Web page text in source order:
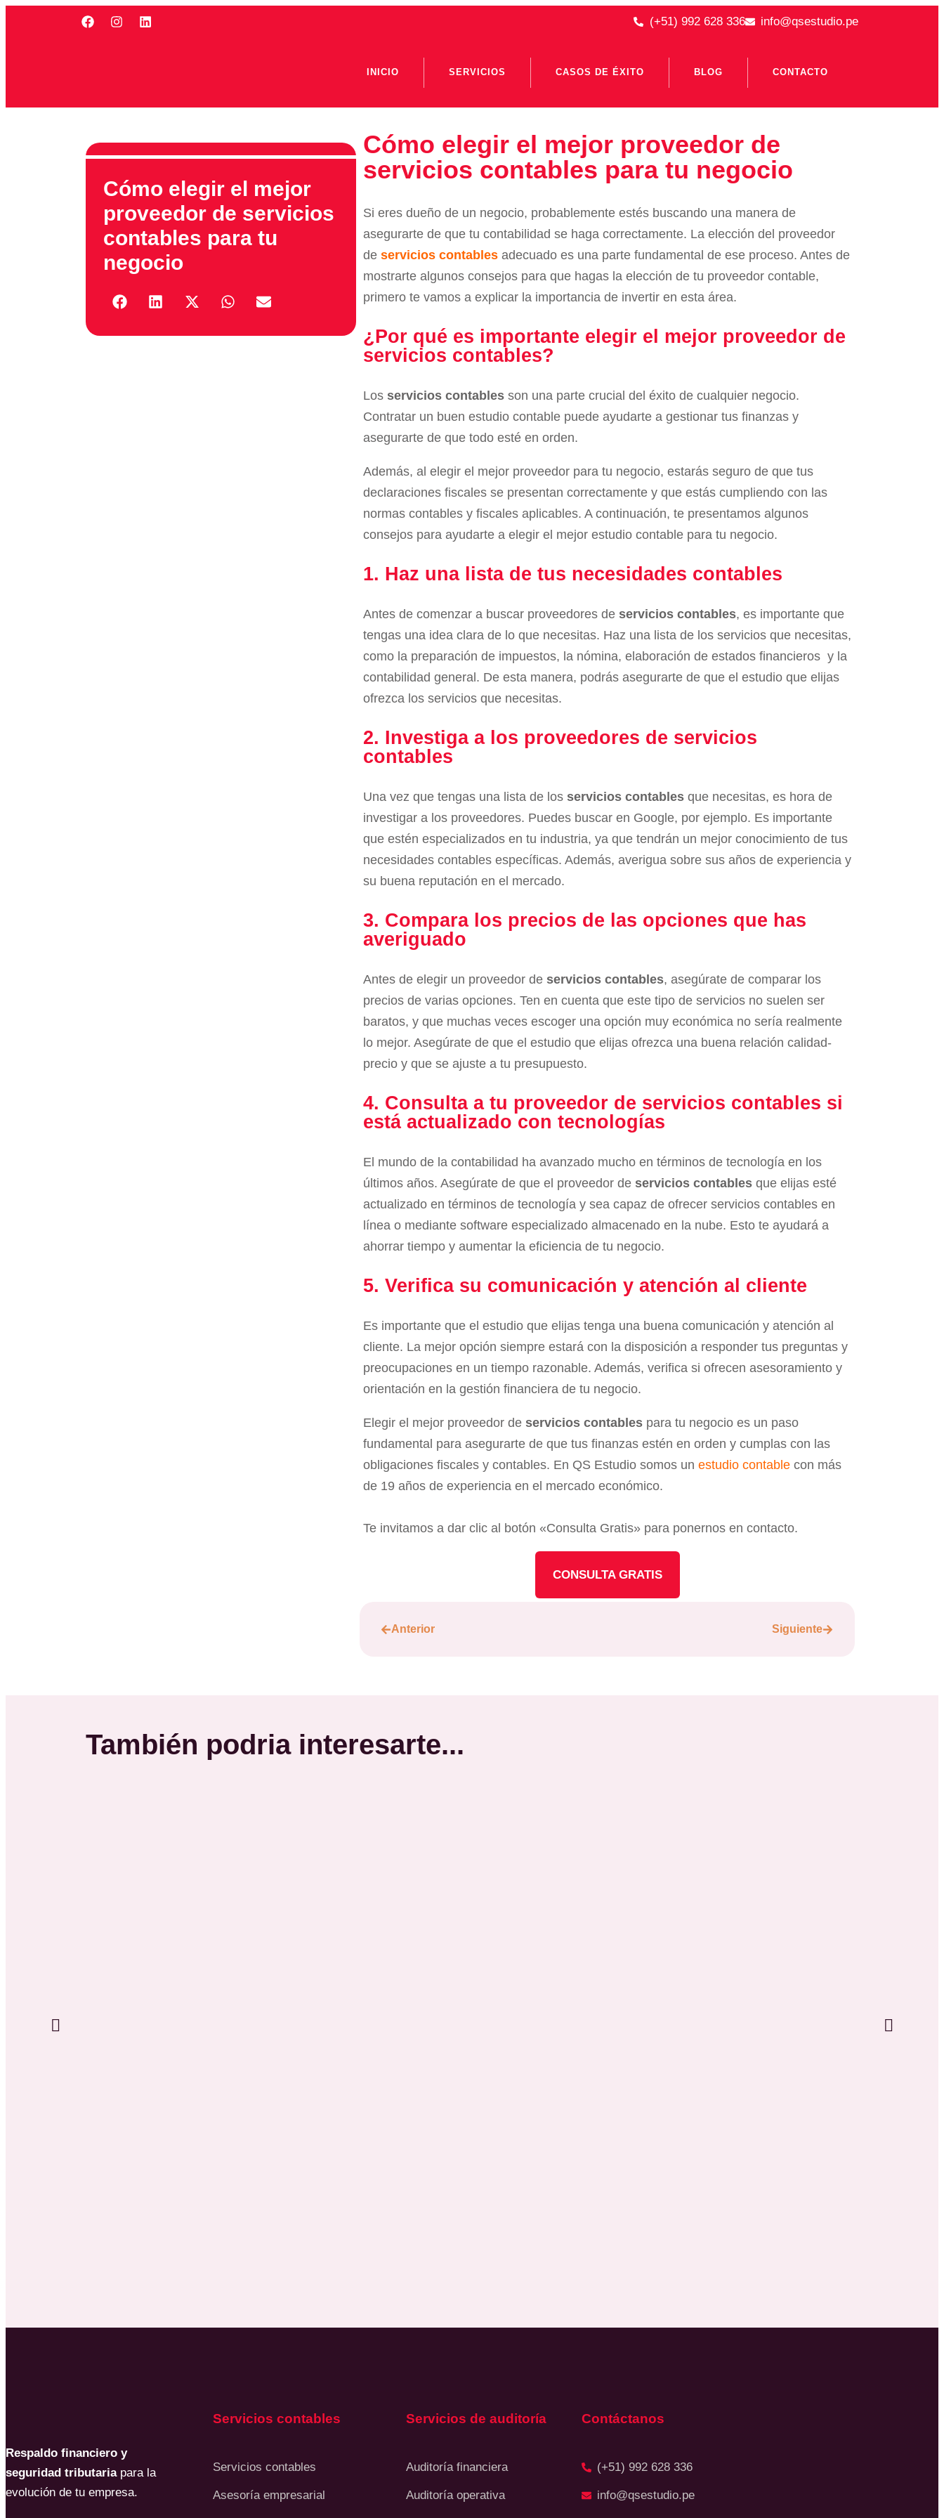
(+51) 992 628 336 info@qsestudio.pe
INICIO SERVICIOS CASOS DE ÉXITO BLOG CONTACTO
Cómo elegir el mejor
proveedor de servicios
contables para tu
negocio
Cómo elegir el mejor proveedor de
servicios contables para tu negocio
Si eres dueño de un negocio, probablemente estés buscando una manera de
asegurarte de que tu contabilidad se haga correctamente. La elección del proveedor
de servicios contables adecuado es una parte fundamental de ese proceso. Antes de
mostrarte algunos consejos para que hagas la elección de tu proveedor contable,
primero te vamos a explicar la importancia de invertir en esta área.
¿Por qué es importante elegir el mejor proveedor de
servicios contables?
Los servicios contables son una parte crucial del éxito de cualquier negocio.
Contratar un buen estudio contable puede ayudarte a gestionar tus finanzas y
asegurarte de que todo esté en orden.
Además, al elegir el mejor proveedor para tu negocio, estarás seguro de que tus
declaraciones fiscales se presentan correctamente y que estás cumpliendo con las
normas contables y fiscales aplicables. A continuación, te presentamos algunos
consejos para ayudarte a elegir el mejor estudio contable para tu negocio.
1. Haz una lista de tus necesidades contables
Antes de comenzar a buscar proveedores de servicios contables, es importante que
tengas una idea clara de lo que necesitas. Haz una lista de los servicios que necesitas,
como la preparación de impuestos, la nómina, elaboración de estados financieros y la
contabilidad general. De esta manera, podrás asegurarte de que el estudio que elijas
ofrezca los servicios que necesitas.
2. Investiga a los proveedores de servicios
contables
Una vez que tengas una lista de los servicios contables que necesitas, es hora de
investigar a los proveedores. Puedes buscar en Google, por ejemplo. Es importante
que estén especializados en tu industria, ya que tendrán un mejor conocimiento de tus
necesidades contables específicas. Además, averigua sobre sus años de experiencia y
su buena reputación en el mercado.
3. Compara los precios de las opciones que has
averiguado
Antes de elegir un proveedor de servicios contables, asegúrate de comparar los
precios de varias opciones. Ten en cuenta que este tipo de servicios no suelen ser
baratos, y que muchas veces escoger una opción muy económica no sería realmente
lo mejor. Asegúrate de que el estudio que elijas ofrezca una buena relación calidad-
precio y que se ajuste a tu presupuesto.
4. Consulta a tu proveedor de servicios contables si
está actualizado con tecnologías
El mundo de la contabilidad ha avanzado mucho en términos de tecnología en los
últimos años. Asegúrate de que el proveedor de servicios contables que elijas esté
actualizado en términos de tecnología y sea capaz de ofrecer servicios contables en
línea o mediante software especializado almacenado en la nube. Esto te ayudará a
ahorrar tiempo y aumentar la eficiencia de tu negocio.
5. Verifica su comunicación y atención al cliente
Es importante que el estudio que elijas tenga una buena comunicación y atención al
cliente. La mejor opción siempre estará con la disposición a responder tus preguntas y
preocupaciones en un tiempo razonable. Además, verifica si ofrecen asesoramiento y
orientación en la gestión financiera de tu negocio.
Elegir el mejor proveedor de servicios contables para tu negocio es un paso
fundamental para asegurarte de que tus finanzas estén en orden y cumplas con las
obligaciones fiscales y contables. En QS Estudio somos un estudio contable con más
de 19 años de experiencia en el mercado económico.
Te invitamos a dar clic al botón «Consulta Gratis» para ponernos en contacto.
CONSULTA GRATIS
Anterior Siguiente
También podria interesarte...
Respaldo financiero y
seguridad tributariapara la
evolución de tu empresa.
Servicios contables
Servicios contables
Asesoría empresarial
Servicios de auditoría
Auditoría financiera
Auditoría operativa
Contáctanos
(+51) 992 628 336
info@qsestudio.pe